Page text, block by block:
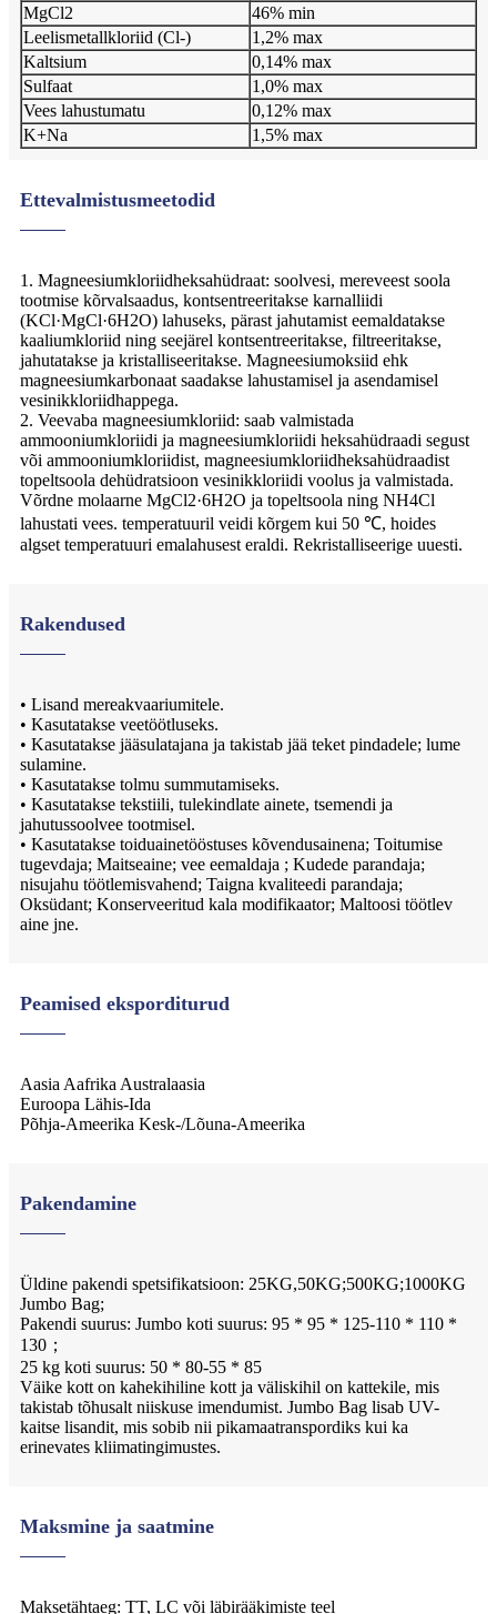
MgCl2
46% min
Leelismetallkloriid (Cl-)
1,2% max
Kaltsium
0,14% max
Sulfaat
1,0% max
Vees lahustumatu
0,12% max
K+Na
1,5% max
Ettevalmistusmeetodid
1. Magneesiumkloriidheksahüdraat: soolvesi, mereveest soola
tootmise kõrvalsaadus, kontsentreeritakse karnalliidi
(KCl·MgCl·6H2O) lahuseks, pärast jahutamist eemaldatakse
kaaliumkloriid ning seejärel kontsentreeritakse, filtreeritakse,
jahutatakse ja kristalliseeritakse. Magneesiumoksiid ehk
magneesiumkarbonaat saadakse lahustamisel ja asendamisel
vesinikkloriidhappega.
2. Veevaba magneesiumkloriid: saab valmistada
ammooniumkloriidi ja magneesiumkloriidi heksahüdraadi segust
või ammooniumkloriidist, magneesiumkloriidheksahüdraadist
topeltsoola dehüdratsioon vesinikkloriidi voolus ja valmistada.
Võrdne molaarne MgCl2·6H2O ja topeltsoola ning NH4Cl
lahustati vees. temperatuuril veidi kõrgem kui 50 ℃, hoides
algset temperatuuri emalahusest eraldi. Rekristalliseerige uuesti.
Rakendused
• Lisand mereakvaariumitele.
• Kasutatakse veetöötluseks.
• Kasutatakse jääsulatajana ja takistab jää teket pindadele; lume
sulamine.
• Kasutatakse tolmu summutamiseks.
• Kasutatakse tekstiili, tulekindlate ainete, tsemendi ja
jahutussoolvee tootmisel.
• Kasutatakse toiduainetööstuses kõvendusainena; Toitumise
tugevdaja; Maitseaine; vee eemaldaja ; Kudede parandaja;
nisujahu töötlemisvahend; Taigna kvaliteedi parandaja;
Oksüdant; Konserveeritud kala modifikaator; Maltoosi töötlev
aine jne.
Peamised eksporditurud
Aasia Aafrika Australaasia
Euroopa Lähis-Ida
Põhja-Ameerika Kesk-/Lõuna-Ameerika
Pakendamine
Üldine pakendi spetsifikatsioon: 25KG,50KG;500KG;1000KG
Jumbo Bag;
Pakendi suurus: Jumbo koti suurus: 95 * 95 * 125-110 * 110 *
130；
25 kg koti suurus: 50 * 80-55 * 85
Väike kott on kahekihiline kott ja väliskihil on kattekile, mis
takistab tõhusalt niiskuse imendumist. Jumbo Bag lisab UV-
kaitse lisandit, mis sobib nii pikamaatranspordiks kui ka
erinevates kliimatingimustes.
Maksmine ja saatmine
Maksetähtaeg: TT, LC või läbirääkimiste teel